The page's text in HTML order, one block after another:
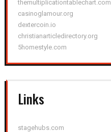
themultiplicationtablechart.com
casinoglamour.org
dextercoin.io
christianarticledirectory.org
5homestyle.com
Links
stagehubs.com